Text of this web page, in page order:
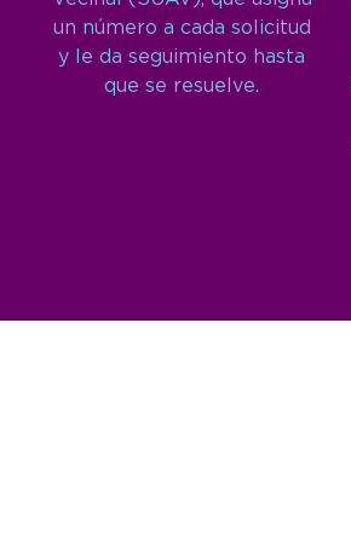
un número a cada solicitud
y le da seguimiento hasta
que se resuelve.